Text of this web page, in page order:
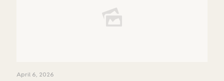
April 6, 2026